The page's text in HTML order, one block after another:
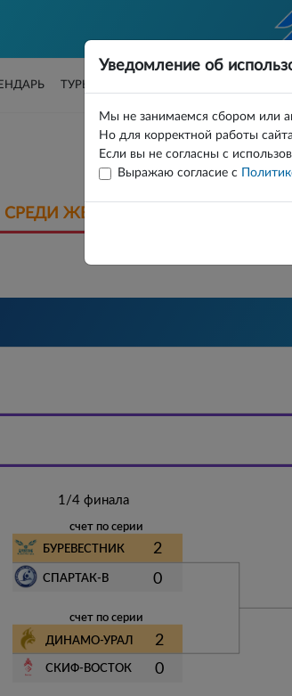
ТУРЫ
Уведомление об
Мы не занимаемся сбором или
Но для корректной работы
Если вы не согласны с
Выражаю согласие с
Организатор
ЖЕНСКИХ КОМАНД
1/4 финала
счет по серии
0
СКИФ-ВОСТОК
2
ДИНАМО-УРАЛ
счет по серии
0
СПАРТАК-В
2
БУРЕВЕСТНИК